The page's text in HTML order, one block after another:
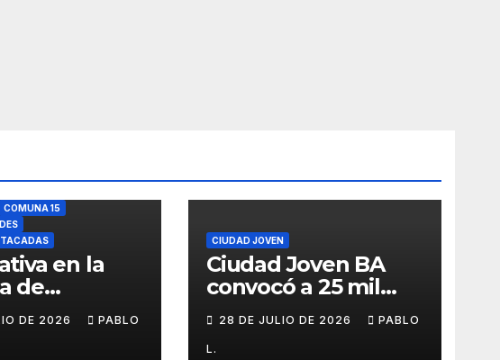
COMUNA 15
en la
de
DE 2026 PABLO
CIUDAD JOVEN
Ciudad Joven BA
convocó a 25 mil
personas
28 DE JULIO DE 2026 PABLO
L.